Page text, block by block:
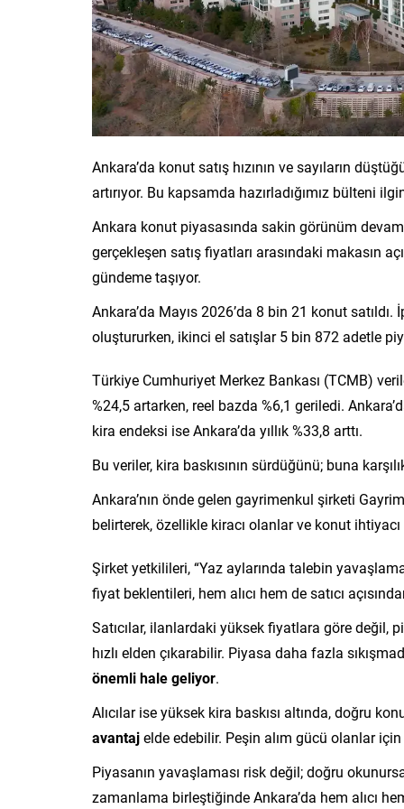
Ankara’da konut satış hızının ve sayıların
artırıyor. Bu kapsamda hazırladığımız bülteni
Ankara konut piyasasında sakin görünüm devam
gerçekleşen satış fiyatları arasındaki makasın
gündeme taşıyor.
Ankara’da Mayıs 2026’da 8 bin 21 konut
oluştururken, ikinci el satışlar 5 bin 872 adetle
Türkiye Cumhuriyet Merkez Bankası (TCMB)
%24,5 artarken, reel bazda %6,1 geriledi.
kira endeksi ise Ankara’da yıllık %33,8 arttı.
Bu veriler, kira baskısının sürdüğünü; buna
Ankara’nın önde gelen gayrimenkul şirketi
belirterek, özellikle kiracı olanlar ve konut
Şirket yetkilileri, “Yaz aylarında talebin
fiyat beklentileri, hem alıcı hem de satıcı
Satıcılar, ilanlardaki yüksek fiyatlara göre değil,
hızlı elden çıkarabilir. Piyasa daha fazla
önemli hale geliyor.
Alıcılar ise yüksek kira baskısı altında, doğru
avantajelde edebilir. Peşin alım gücü olanlar
Piyasanın yavaşlaması risk değil; doğru
zamanlama birleştiğinde Ankara’da hem alıcı